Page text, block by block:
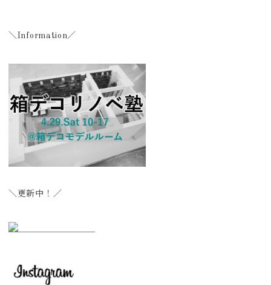
＼Information／
＼更新中！／